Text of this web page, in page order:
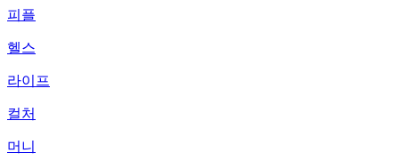
피플
헬스
라이프
컬처
머니